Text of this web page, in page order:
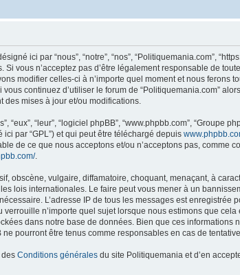
ici par “nous”, “notre”, “nos”, “Politiquemania.com”,
vous n’acceptez pas d’être légalement responsable de
modifier celles-ci à n’importe quel moment et nous ferons
continuez d’utiliser le forum de “Politiquemania.com”
des mises à jour et/ou modifications.
“eux”, “leur”, “logiciel phpBB”, “www.phpbb.com”, “Groupe
ici par “GPL”) et qui peut être téléchargé depuis
de ce que nous acceptons et/ou n’acceptons pas, comme
.
obscène, vulgaire, diffamatoire, choquant, menaçant, à
lois internationales. Le faire peut vous mener à un
L’adresse IP de tous les messages est
n’importe quel sujet lorsque nous estimons que
dans notre base de données. Bien que ces informations
pourront être tenus comme responsables en cas de
des Conditions générales du site Politiquemania et d’en